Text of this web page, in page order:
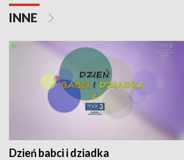
INNE
Dzień babci i dziadka